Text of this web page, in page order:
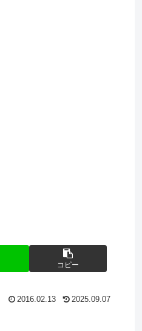
コピー
2016.02.13 2025.09.07